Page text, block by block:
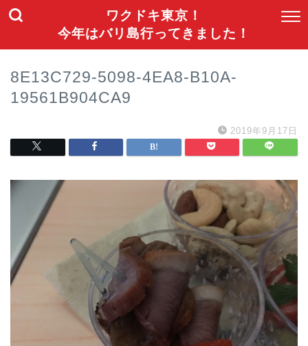
ワクドキ東京！
今年はバリ島行ってきました！
8E13C729-5098-4EA8-B10A-
19561B904CA9
2019年9月17日